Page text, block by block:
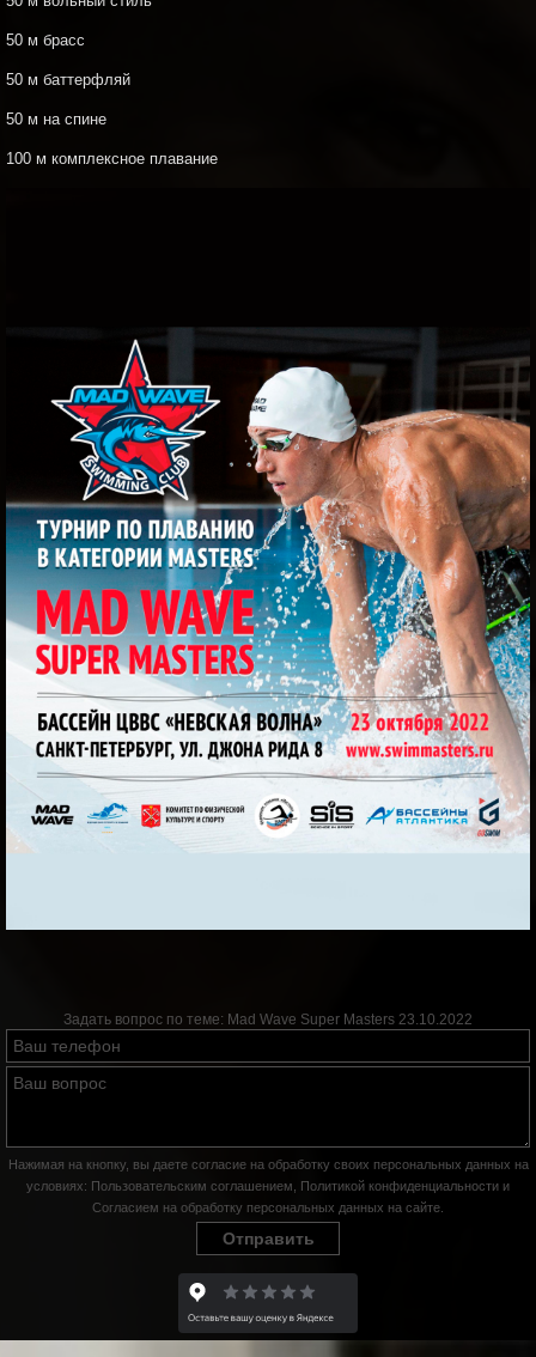
50 м брасс
50 м баттерфляй
50 м на спине
100 м комплексное плавание
Задать вопрос по теме: Mad Wave Super Masters 23.10.2022
Нажимая на кнопку, вы даете согласие на обработку своих персональных данных на
условиях: Пользовательским соглашением Политикой конфиденциальности и
Согласием на обработку персональных данных на сайте
Отправить